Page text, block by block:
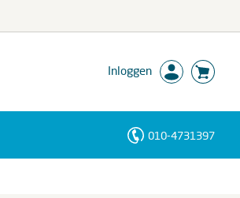
Inloggen
010-4731397